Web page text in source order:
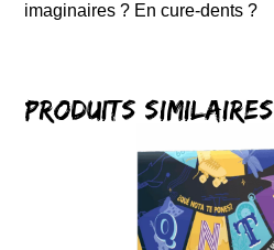
imaginaires ? En cure-dents ?
Produits similaires